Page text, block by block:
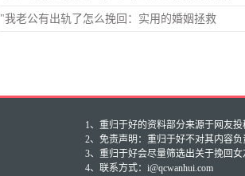
"我老公有出轨了怎么挽回：实用的婚姻拯救
1、重归于好的资料部分来源于网友
2、免责声明：重归于好不对其内容
3、重归于好会尽量筛选出关于挽回
4、联系方式：i@qcwanhui.com